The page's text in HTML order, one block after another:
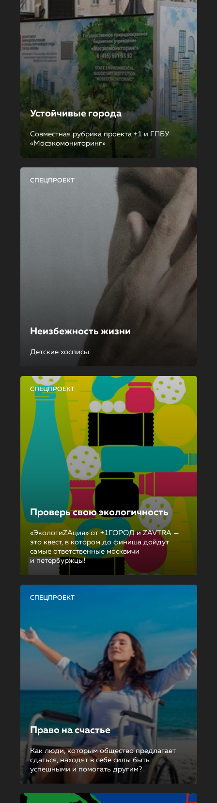
Устойчивые города
Совместная рубрика проекта +1 и ГПБУ
«Мосэкомониторинг»
СПЕЦПРОЕКТ
Неизбежность жизни
Детские хосписы
СПЕЦПРОЕКТ
Проверь свою экологичность
«ЭкологиZAция» от +1ГОРОД и ZAVTRA —
это квест, в котором до финиша дойдут
самые ответственные москвичи
и петербуржцы!
СПЕЦПРОЕКТ
Право на счастье
Как люди, которым общество предлагает
сдаться, находят в себе силы быть
успешными и помогать другим?